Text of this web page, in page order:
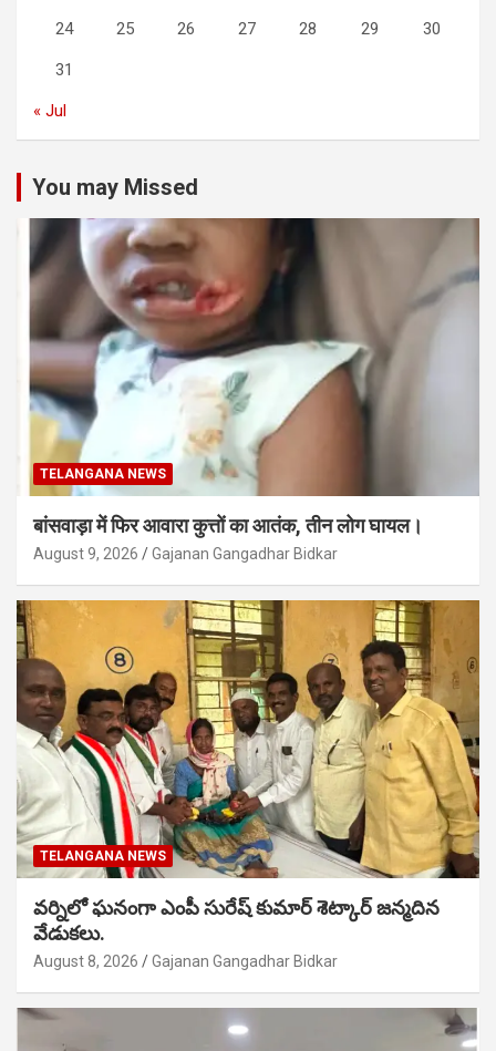
24 25 26 27 28 29 30
31
« Jul
You may Missed
TELANGANA NEWS
बांसवाड़ा में फिर आवारा कुत्तों का आतंक, तीन लोग घायल।
August 9, 2026 Gajanan Gangadhar Bidkar
TELANGANA NEWS
వర్నిలో ఘనంగా ఎంపీ సురేష్ కుమార్ శెట్కార్ జన్మదిన
వేడుకలు.
August 8, 2026 Gajanan Gangadhar Bidkar